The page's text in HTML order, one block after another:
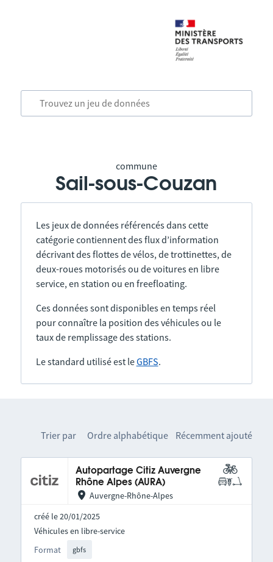
commune
Sail-sous-Couzan
Les jeux de données référencés dans cette
catégorie contiennent des flux d’information
décrivant des flottes de vélos, de trottinettes, de
deux-roues motorisés ou de voitures en libre
service, en station ou en freefloating.
Ces données sont disponibles en temps réel
pour connaître la position des véhicules ou le
taux de remplissage des stations.
Le standard utilisé est leGBFS.
Trier par Ordre alphabétique Récemment ajouté
Autopartage Citiz Auvergne
Rhône Alpes (AURA)
Auvergne-Rhône-Alpes
créé le 20/01/2025
Format gbfs
Véhicules en libre-service